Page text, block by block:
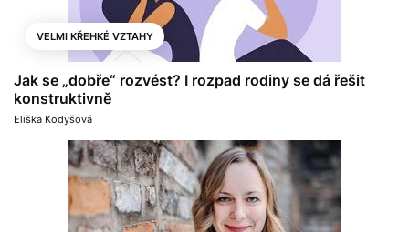
VELMI KŘEHKÉ VZTAHY
Jak se „dobře“ rozvést? I rozpad rodiny se dá řešit
konstruktivně
Eliška Kodyšová